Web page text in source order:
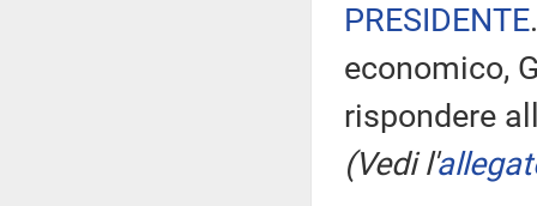
PRESIDENTE
economico,
rispondere
(Vedi l'